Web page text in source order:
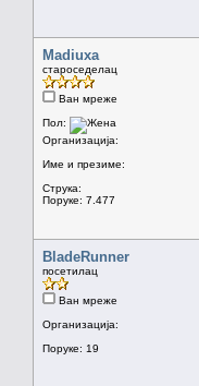
Madiuxa
староседелац
Ван мреже
Пол:
Организација:
Име и презиме:
Струка:
Поруке: 7.477
BladeRunner
посетилац
Ван мреже
Организација:
Поруке: 19